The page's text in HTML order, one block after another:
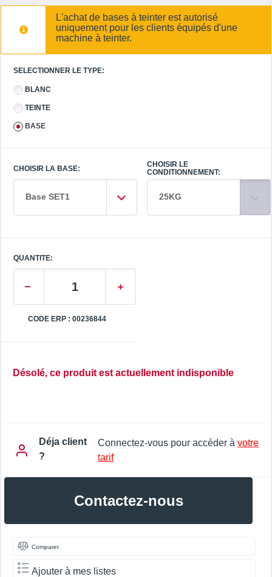
L'achat de bases à teinter est autorisé
uniquement pour les clients équipés d'une
machine à teinter.
SELECTIONNER LE TYPE:
BLANC
TEINTE
BASE
CHOISIR LA BASE:
Base SET1
CHOISIR LE
CONDITIONNEMENT:
25KG
QUANTITE:
CODE ERP : 00236844
Désolé, ce produit est actuellement indisponible
Déja client
?
Connectez-vous pour accéder àvotre
tarif
Contactez-nous
Comparer
Ajouter à mes listes